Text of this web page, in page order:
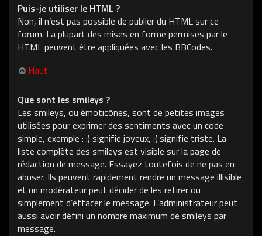
Puis-je utiliser le HTML ?
Non, il n’est pas possible de publier du HTML sur ce
forum. La plupart des mises en forme permises par le
HTML peuvent être appliquées avec les BBCodes.
Haut
Que sont les smileys ?
Les smileys, ou émoticônes, sont de petites images
utilisées pour exprimer des sentiments avec un code
simple, exemple : :) signifie joyeux, :( signifie triste. La
liste complète des smileys est visible sur la page de
rédaction de message. Essayez toutefois de ne pas en
abuser. Ils peuvent rapidement rendre un message illisible
et un modérateur peut décider de les retirer ou
simplement d’effacer le message. L’administrateur peut
aussi avoir défini un nombre maximum de smileys par
message.